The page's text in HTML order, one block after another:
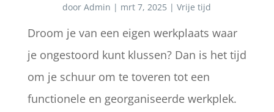
doorAdmin | mrt 7, 2025 |Vrije tijd
Droom je van een eigen werkplaats waar
je ongestoord kunt klussen? Dan is het tijd
om je schuur om te toveren tot een
functionele en georganiseerde werkplek.